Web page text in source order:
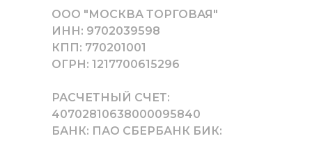
ООО "МОСКВА ТОРГОВАЯ"
ИНН: 9702039598
КПП: 770201001
ОГРН: 1217700615296
РАСЧЕТНЫЙ СЧЕТ:
40702810638000095840
БАНК: ПАО СБЕРБАНК БИК: